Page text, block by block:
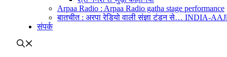
Arpaa Radio : Arpaa Radio gatha stage performance
बातचीत : अरपा रेडियो वाली संज्ञा टंडन से… INDIA-
संपर्क